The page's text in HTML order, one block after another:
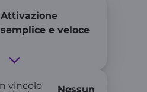
Attivazione
semplice e veloce
Nessun